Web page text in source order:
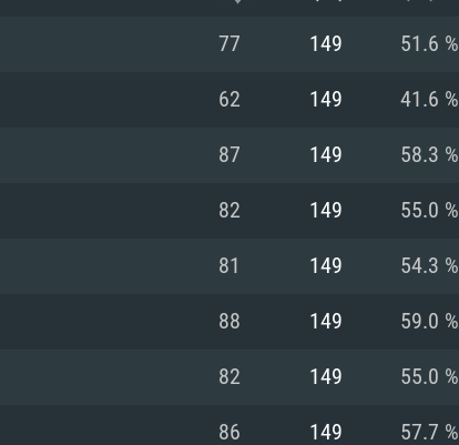
시스템 요구사항
77 149 51.6 %
62 149 41.6 %
87 149 58.3 %
82 149 55.0 %
81 149 54.3 %
88 149 59.0 %
82 149 55.0 %
86 149 57.7 %